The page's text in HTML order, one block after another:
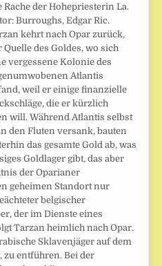
Rache der Hohepriesterin La.
Burroughs, Edgar Ric.
kehrt nach Opar zurück,
Quelle des Goldes, wo sich
vergessene Kolonie des
Atlantis
weil er einige finanzielle
die er kürzlich
will. Während Atlantis selbst
den Fluten versank, bauten
das gesamte Gold ab, was
Goldlager gibt, das aber
der Oparianer
geheimen Standort nur
belgischer
der im Dienste eines
Tarzan heimlich nach Opar.
Sklavenjäger auf dem
zu entführen. Bei der